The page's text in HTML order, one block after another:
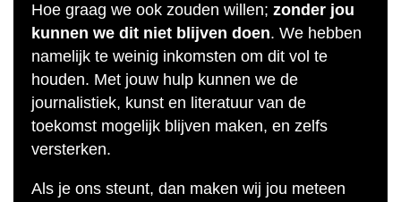
Hoe graag we ook zouden willen; zonder jou
kunnen we dit niet blijven doen. We hebben
namelijk te weinig inkomsten om dit vol te
houden. Met jouw hulp kunnen we de
journalistiek, kunst en literatuur van de
toekomst mogelijk blijven maken, en zelfs
versterken.
Als je ons steunt, dan maken wij jou meteen